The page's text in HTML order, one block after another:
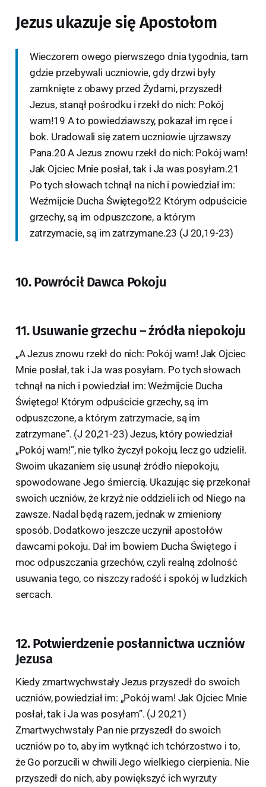
Jezus ukazuje się Apostołom
Wieczorem owego pierwszego dnia tygodnia, tam
gdzie przebywali uczniowie, gdy drzwi były
zamknięte z obawy przed Żydami, przyszedł
Jezus, stanął pośrodku i rzekł do nich: Pokój
wam!19 A to powiedziawszy, pokazał im ręce i
bok. Uradowali się zatem uczniowie ujrzawszy
Pana.20 A Jezus znowu rzekł do nich: Pokój wam!
Jak Ojciec Mnie posłał, tak i Ja was posyłam.21
Po tych słowach tchnął na nich i powiedział im:
Weźmijcie Ducha Świętego!22 Którym odpuścicie
grzechy, są im odpuszczone, a którym
zatrzymacie, są im zatrzymane.23 (J 20,19-23)
10. Powrócił Dawca Pokoju
11. Usuwanie grzechu – źródła niepokoju
„A Jezus znowu rzekł do nich: Pokój wam! Jak Ojciec
Mnie posłał, tak i Ja was posyłam. Po tych słowach
tchnął na nich i powiedział im: Weźmijcie Ducha
Świętego! Którym odpuścicie grzechy, są im
odpuszczone, a którym zatrzymacie, są im
zatrzymane”. (J 20,21-23) Jezus, który powiedział
„Pokój wam!”, nie tylko życzył pokoju, lecz go udzielił.
Swoim ukazaniem się usunął źródło niepokoju,
spowodowane Jego śmiercią. Ukazując się przekonał
swoich uczniów, że krzyż nie oddzieli ich od Niego na
zawsze. Nadal będą razem, jednak w zmieniony
sposób. Dodatkowo jeszcze uczynił apostołów
dawcami pokoju. Dał im bowiem Ducha Świętego i
moc odpuszczania grzechów, czyli realną zdolność
usuwania tego, co niszczy radość i spokój w ludzkich
sercach.
12. Potwierdzenie posłannictwa uczniów
Jezusa
Kiedy zmartwychwstały Jezus przyszedł do swoich
uczniów, powiedział im: „Pokój wam! Jak Ojciec Mnie
posłał, tak i Ja was posyłam”. (J 20,21)
Zmartwychwstały Pan nie przyszedł do swoich
uczniów po to, aby im wytknąć ich tchórzostwo i to,
że Go porzucili w chwili Jego wielkiego cierpienia. Nie
przyszedł do nich, aby powiększyć ich wyrzuty